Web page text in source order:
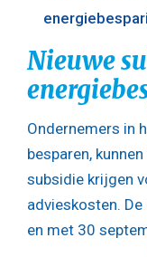
Nieuwe
Ondernemers in
besparen,
subsidie krijgen
advieskosten.
en met 30